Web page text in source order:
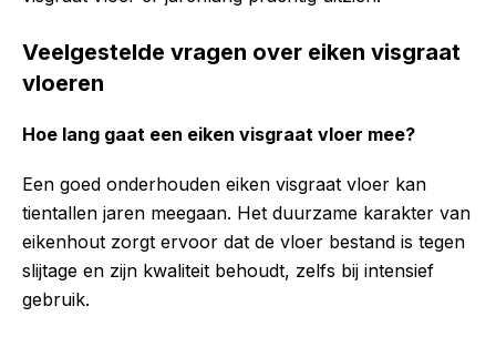
Veelgestelde vragen over eiken visgraat
vloeren
Hoe lang gaat een eiken visgraat vloer mee?
Een goed onderhouden eiken visgraat vloer kan
tientallen jaren meegaan. Het duurzame karakter van
eikenhout zorgt ervoor dat de vloer bestand is tegen
slijtage en zijn kwaliteit behoudt, zelfs bij intensief
gebruik.